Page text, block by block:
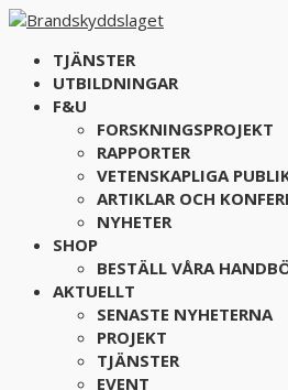
TJÄNSTER
UTBILDNINGAR
F&U
FORSKNINGSPROJEKT
RAPPORTER
VETENSKAPLIGA
ARTIKLAR OCH
NYHETER
SHOP
BESTÄLL VÅRA
AKTUELLT
SENASTE NYHETERNA
PROJEKT
TJÄNSTER
EVENT